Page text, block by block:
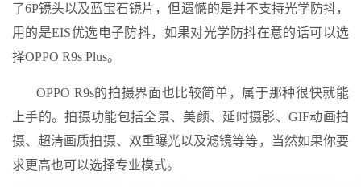
了6P镜头以及蓝宝石镜片，但遗憾的是并不支持光学防抖，
用的是EIS优选电子防抖，如果对光学防抖在意的话可以选
择OPPO R9s Plus。
OPPO R9s的拍摄界面也比较简单，属于那种很快就能
上手的。拍摄功能包括全景、美颜、延时摄影、GIF动画拍
摄、超清画质拍摄、双重曝光以及滤镜等等，当然如果你要
求更高也可以选择专业模式。